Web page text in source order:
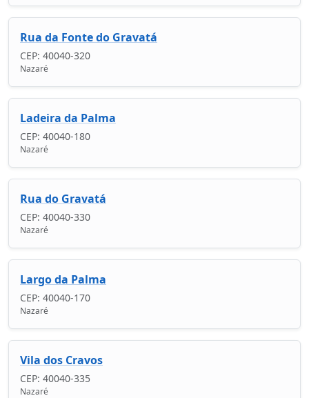
Rua da Fonte do Gravatá
CEP: 40040-320
Nazaré
Ladeira da Palma
CEP: 40040-180
Nazaré
Rua do Gravatá
CEP: 40040-330
Nazaré
Largo da Palma
CEP: 40040-170
Nazaré
Vila dos Cravos
CEP: 40040-335
Nazaré